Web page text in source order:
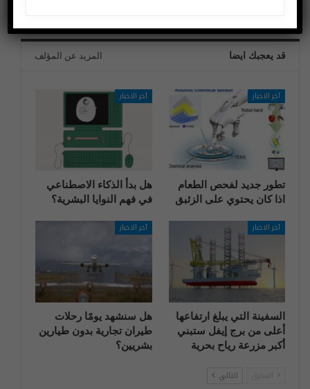
قد يعجبك ايضا المزيد عن المؤلف
آخر الاخبار
تطور جديد لفحص الطعام
اذا كان يحتوي على الزئبق
آخر الاخبار
هل بدأ الذكاء الاصطناعي
في فهم النوايا البشرية؟
آخر الاخبار
السفينة التي يبلغ ارتفاعها
أعلى من برج إيفل ستبني
أكبر مزرعة رياح بحرية
آخر الاخبار
هل سنشهد يومًا رحلات
طيران تجارية بدون طيارين
بشريين؟
التالي